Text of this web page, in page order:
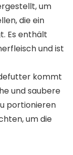
um
die ein
Es enthält
und ist
kommt
und saubere
portionieren
um die